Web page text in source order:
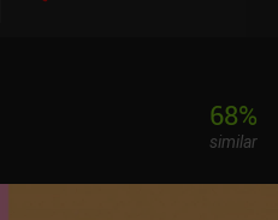
de clavados; y al resolver
una escena de lanzamiento
ilimitadas a nuestra
68%
similar